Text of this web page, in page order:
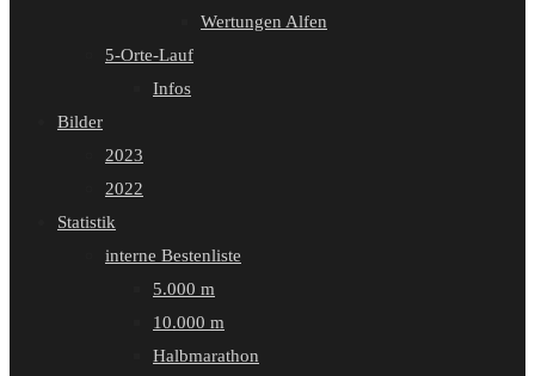
Wertungen Alfen
5-Orte-Lauf
Infos
Bilder
2023
2022
Statistik
interne Bestenliste
5.000 m
10.000 m
Halbmarathon